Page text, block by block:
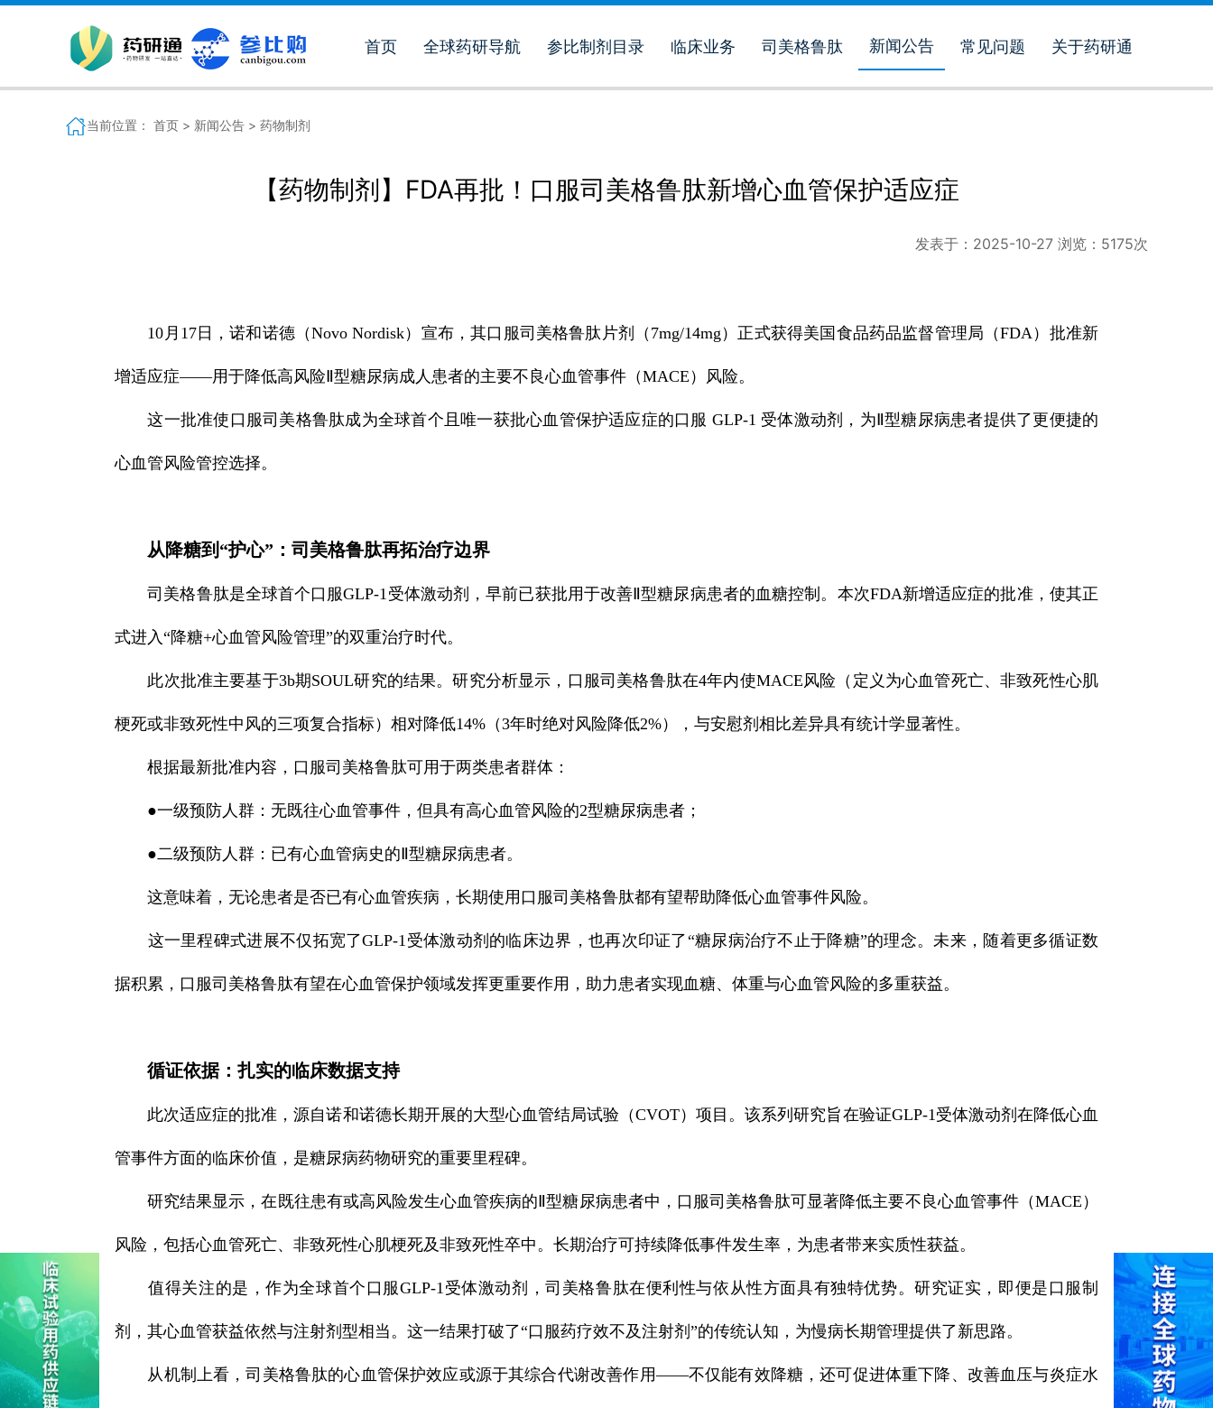
首页 全球药研导航 参比制剂目录 临床业务 司美格鲁肽 新闻公告 常见问题 关于药研通
当前位置： 首页 > 新闻公告 > 药物制剂
【药物制剂】FDA再批！口服司美格鲁肽新增心血管保护适应症
发表于： 2025-10-27 浏览： 5175次
10月17日，诺和诺德（Novo Nordisk）宣布，其口服司美格鲁肽片剂（7mg/14mg）正式获得美国食品药品监督管理局（FDA）批准新
增适应症——用于降低高风险Ⅱ型糖尿病成人患者的主要不良心血管事件（MACE）风险。
这一批准使口服司美格鲁肽成为全球首个且唯一获批心血管保护适应症的口服 GLP-1 受体激动剂，为Ⅱ型糖尿病患者提供了更便捷的
心血管风险管控选择。
从降糖到“护心”：司美格鲁肽再拓治疗边界
司美格鲁肽是全球首个口服GLP-1受体激动剂，早前已获批用于改善Ⅱ型糖尿病患者的血糖控制。本次FDA新增适应症的批准，使其正
式进入“降糖+心血管风险管理”的双重治疗时代。
此次批准主要基于3b期SOUL研究的结果。研究分析显示，口服司美格鲁肽在4年内使MACE风险（定义为心血管死亡、非致死性心肌
梗死或非致死性中风的三项复合指标）相对降低14%（3年时绝对风险降低2%），与安慰剂相比差异具有统计学显著性。
根据最新批准内容，口服司美格鲁肽可用于两类患者群体：
●一级预防人群：无既往心血管事件，但具有高心血管风险的2型糖尿病患者；
●二级预防人群：已有心血管病史的Ⅱ型糖尿病患者。
这意味着，无论患者是否已有心血管疾病，长期使用口服司美格鲁肽都有望帮助降低心血管事件风险。
这一里程碑式进展不仅拓宽了GLP-1受体激动剂的临床边界，也再次印证了“糖尿病治疗不止于降糖”的理念。未来，随着更多循证数
据积累，口服司美格鲁肽有望在心血管保护领域发挥更重要作用，助力患者实现血糖、体重与心血管风险的多重获益。
循证依据：扎实的临床数据支持
此次适应症的批准，源自诺和诺德长期开展的大型心血管结局试验（CVOT）项目。该系列研究旨在验证GLP-1受体激动剂在降低心血
管事件方面的临床价值，是糖尿病药物研究的重要里程碑。
研究结果显示，在既往患有或高风险发生心血管疾病的Ⅱ型糖尿病患者中，口服司美格鲁肽可显著降低主要不良心血管事件（MACE）
风险，包括心血管死亡、非致死性心肌梗死及非致死性卒中。长期治疗可持续降低事件发生率，为患者带来实质性获益。
值得关注的是，作为全球首个口服GLP-1受体激动剂，司美格鲁肽在便利性与依从性方面具有独特优势。研究证实，即便是口服制
剂，其心血管获益依然与注射剂型相当。这一结果打破了“口服药疗效不及注射剂”的传统认知，为慢病长期管理提供了新思路。
从机制上看，司美格鲁肽的心血管保护效应或源于其综合代谢改善作用——不仅能有效降糖，还可促进体重下降、改善血压与炎症水